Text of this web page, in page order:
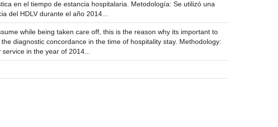
en el tiempo de estancia hospitalaria. Metodología: Se utilizó una
del HDLV durante el año 2014...
while being taken care off, this is the reason why its important to
diagnostic concordance in the time of hospitality stay. Methodology:
in the year of 2014...